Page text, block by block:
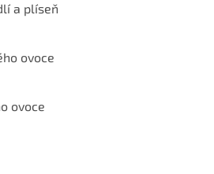
a plíseň
ovoce
ovoce